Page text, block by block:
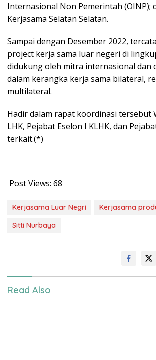
Internasional Non Pemerintah (OINP);
Kerjasama Selatan Selatan.
Sampai dengan Desember 2022,
project kerja sama luar negeri di
didukung oleh mitra internasional dan
dalam kerangka kerja sama bilateral,
multilateral.
Hadir dalam rapat koordinasi tersebut
LHK, Pejabat Eselon I KLHK, dan
terkait.(*)
Post Views: 68
Kerjasama Luar Negri
Kerjasama
Sitti Nurbaya
Read Also